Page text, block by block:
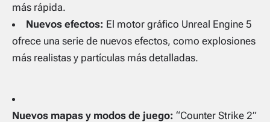
más rápida.
Nuevos efectos: El motor gráfico Unreal Engine 5
ofrece una serie de nuevos efectos, como explosiones
más realistas y partículas más detalladas.
Nuevos mapas y modos de juego: “Counter Strike 2”